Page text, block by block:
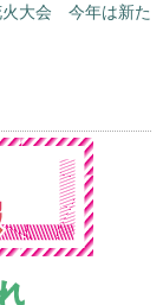
火大会 今年は新た